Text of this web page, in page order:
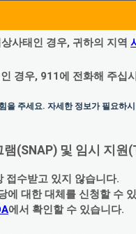
사태인 경우, 귀하의 지역
경우, 911에 전화해 주십
주세요. 자세한 정보가 필요하
(SNAP) 및 임시 지
접수받고 있지 않습니다.
에 대한 대체를 신청할 수
에서 확인할 수 있습니다.